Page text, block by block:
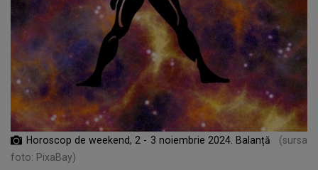
Horoscop de weekend, 2 - 3 noiembrie 2024. Balanță
(sursa
foto: PixaBay)